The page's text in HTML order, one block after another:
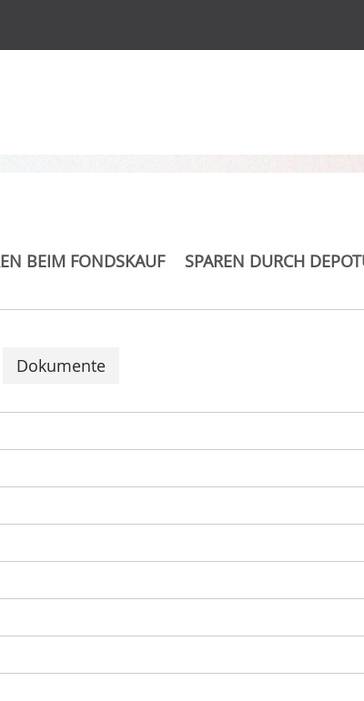
BEIM FONDSKAUF SPAREN DURCH
Fund E
Dokumente